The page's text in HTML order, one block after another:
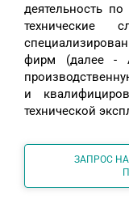
деятельность
технические
фирм (далее -
и
технической
ЗАПРОС